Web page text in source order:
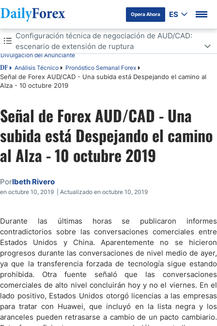
Opera Ahora ES
Tabla de contenidos
DF Análisis Técnico Pronóstico Semanal Forex
Señal de Forex AUD/CAD - Una subida está Despejando el camino al
Alza - 10 octubre 2019
Divulgación del Anunciante
Configuración técnica de negociación de AUD/CAD:
escenario de extensión de ruptura
Configuración técnica de negociación de AUD/CAD: escenario de
extensión de ruptura
Configuración técnica de negociación de AUD/CAD: escenario
Señal de Forex AUD/CAD - Una
subida está Despejando el camino
al Alza - 10 octubre 2019
PorIbeth Rivero
en octubre 10, 2019 | Actualizado en octubre 10, 2019
Durante las últimas horas se publicaron informes
contradictorios sobre las conversaciones comerciales entre
Estados Unidos y China. Aparentemente no se hicieron
progresos durante las conversaciones de nivel medio de ayer,
ya que la transferencia forzada de tecnología sigue estando
prohibida. Otra fuente señaló que las conversaciones
comerciales de alto nivel concluirán hoy y no el viernes. En el
lado positivo, Estados Unidos otorgó licencias a las empresas
para tratar con Huawei, que incluyó en la lista negra y los
aranceles pueden retrasarse a cambio de un pacto cambiario.